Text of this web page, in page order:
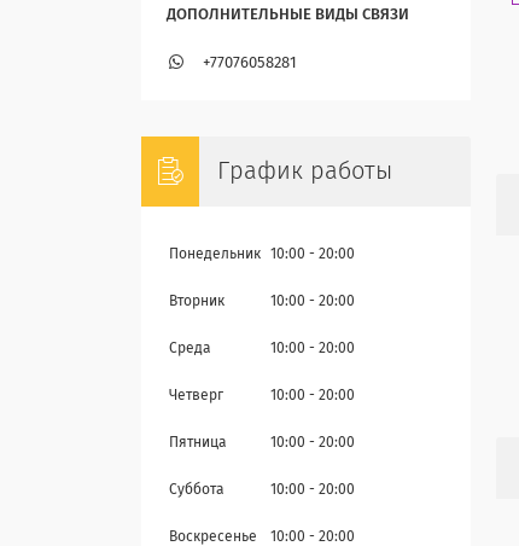
+77076058281
График работы
Понедельник 10:00 20:00
Вторник 10:00 20:00
Среда 10:00 20:00
Четверг 10:00 20:00
Пятница 10:00 20:00
Суббота 10:00 20:00
Воскресенье 10:00 20:00